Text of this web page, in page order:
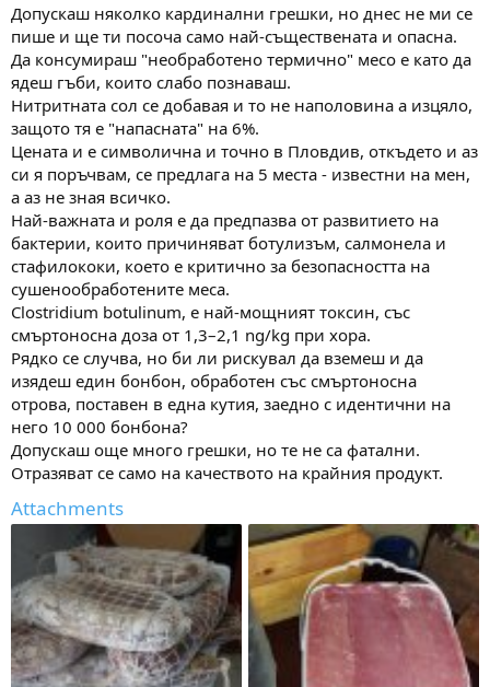
Допускаш няколко кардинални грешки, но днес не ми се
пише и ще ти посоча само най-съществената и опасна.
Да консумираш "необработено термично" месо е като да
ядеш гъби, които слабо познаваш.
Нитритната сол се добавая и то не наполовина а изцяло,
защото тя е "напасната" на 6%.
Цената и е символична и точно в Пловдив, откъдето и аз
си я поръчвам, се предлага на 5 места - известни на мен,
а аз не зная всичко.
Най-важната и роля е да предпазва от развитието на
бактерии, които причиняват ботулизъм, салмонела и
стафилококи, което е критично за безопасността на
сушенообработените меса.
Clostridium botulinum, е най-мощният токсин, със
смъртоносна доза от 1,3–2,1 ng/kg при хора.
Рядко се случва, но би ли рискувал да вземеш и да
изядеш един бонбон, обработен със смъртоносна
отрова, поставен в една кутия, заедно с идентични на
него 10 000 бонбона?
Допускаш още много грешки, но те не са фатални.
Отразяват се само на качеството на крайния продукт.
Attachments